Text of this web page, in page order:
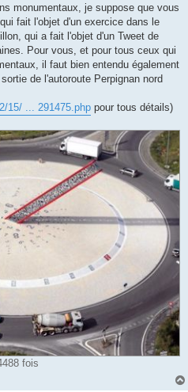
monumentaux, je suppose que vous
fait l'objet d'un exercice dans le
qui a fait l'objet d'un Tweet de
Pour vous, et pour tous ceux qui
il faut bien entendu également
de l'autoroute Perpignan nord
15/ ... 291475.php pour tous détails)
fois